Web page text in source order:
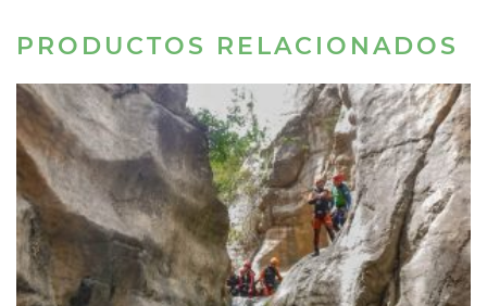
de
10
personas
cantidad
PRODUCTOS RELACIONADOS